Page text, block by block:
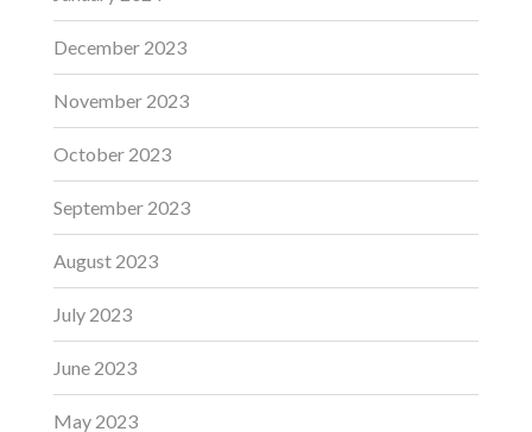
December 2023
November 2023
October 2023
September 2023
August 2023
July 2023
June 2023
May 2023